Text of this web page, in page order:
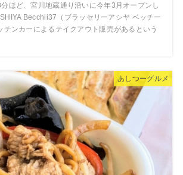
ほど、宮川地蔵通り沿いに今年3月オープンし
Becchii37（ブラッセリーアシヤ ベッチー
チンカーによるテイクアウト販売があるという
あしつーグルメ